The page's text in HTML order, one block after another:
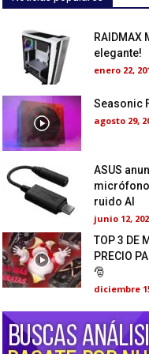
elegante!
enero 22,
Seasonic
agosto 29,
ASUS
ruido AI
junio 12,
TOP 3 DE
PRECIO
🎅
diciembre